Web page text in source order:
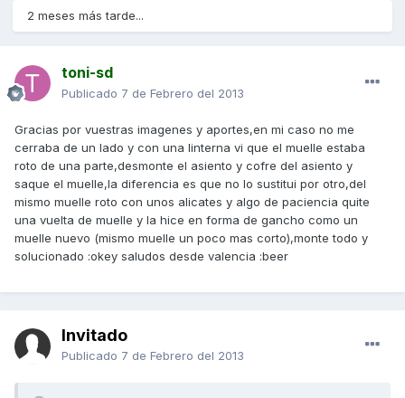
2 meses más tarde...
toni-sd
Publicado 7 de Febrero del 2013
Gracias por vuestras imagenes y aportes,en mi caso no me
cerraba de un lado y con una linterna vi que el muelle estaba
roto de una parte,desmonte el asiento y cofre del asiento y
saque el muelle,la diferencia es que no lo sustitui por otro,del
mismo muelle roto con unos alicates y algo de paciencia quite
una vuelta de muelle y la hice en forma de gancho como un
muelle nuevo (mismo muelle un poco mas corto),monte todo y
solucionado :okey saludos desde valencia :beer
Invitado
Publicado 7 de Febrero del 2013